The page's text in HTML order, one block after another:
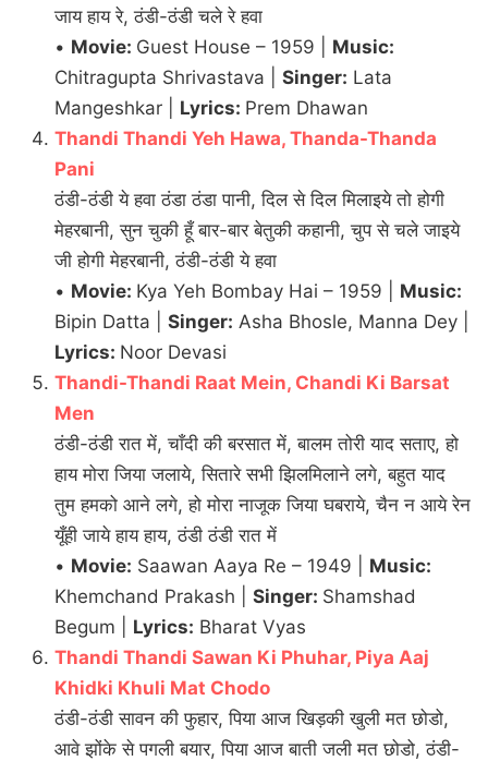
जाय हाय रे, ठंडी-ठंडी चले रे हवा
• Movie: Guest House – 1959 | Music:
Chitragupta Shrivastava | Singer: Lata
Mangeshkar | Lyrics: Prem Dhawan
Thandi Thandi Yeh Hawa, Thanda-Thanda
Pani
ठंडी-ठंडी ये हवा ठंडा ठंडा पानी, दिल से दिल मिलाइये तो होगी
मेहरबानी, सुन चुकी हूँ बार-बार बेतुकी कहानी, चुप से चले जाइये
जी होगी मेहरबानी, ठंडी-ठंडी ये हवा
• Movie: Kya Yeh Bombay Hai – 1959 | Music:
Bipin Datta | Singer: Asha Bhosle, Manna Dey |
Lyrics: Noor Devasi
Thandi-Thandi Raat Mein, Chandi Ki Barsat
Men
ठंडी-ठंडी रात में, चाँदी की बरसात में, बालम तोरी याद सताए, हो
हाय मोरा जिया जलाये, सितारे सभी झिलमिलाने लगे, बहुत याद
तुम हमको आने लगे, हो मोरा नाजूक जिया घबराये, चैन न आये रेन
यूँही जाये हाय हाय, ठंडी ठंडी रात में
• Movie: Saawan Aaya Re – 1949 | Music:
Khemchand Prakash | Singer: Shamshad
Begum | Lyrics: Bharat Vyas
Thandi Thandi Sawan Ki Phuhar, Piya Aaj
Khidki Khuli Mat Chodo
ठंडी-ठंडी सावन की फुहार, पिया आज खिड़की खुली मत छोडो,
आवे झोंके से पगली बयार, पिया आज बाती जली मत छोडो, ठंडी-